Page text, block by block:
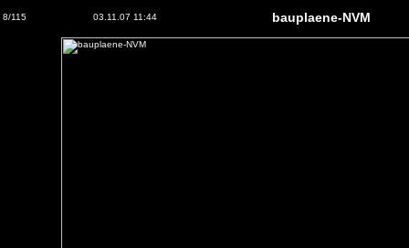
8/115 03.11.07 11:44 bauplaene-NVM